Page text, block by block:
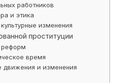
работников
и этика
изменения
проституции
реформ
время
движения и изменения